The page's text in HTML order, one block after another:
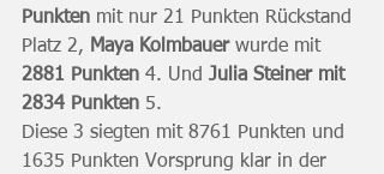
Punkten mit nur 21 Punkten Rückstand
Platz 2, Maya Kolmbauer wurde mit
2881 Punkten 4. Und Julia Steiner mit
2834 Punkten 5.
Diese 3 siegten mit 8761 Punkten und
1635 Punkten Vorsprung klar in der